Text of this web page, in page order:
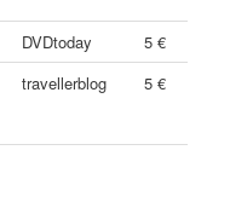
DVDtoday
5 €
travellerblog
5 €